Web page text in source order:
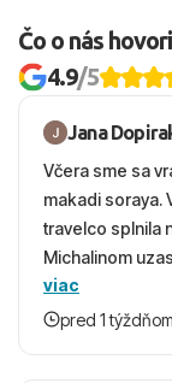
Čo o nás
4.9/5
Jana
Včera sme sa
makadi soraya.
travelco splnila
Michalinom
vecernych
krasny, cisty.
viac
pred 1 týždňom